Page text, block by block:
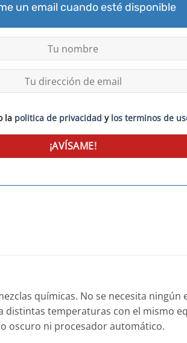
un email cuando esté disponible
la politica de privacidad y los terminos de
químicas. No se necesita ningún
distintas temperaturas con el mismo
oscuro ni procesador automático.